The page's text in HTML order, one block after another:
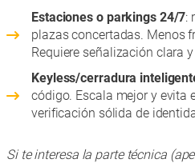
Estaciones o parkings 24/7:
plazas concertadas. Menos
Requiere señalización clara
Keyless/cerradura
código. Escala mejor y evita
verificación sólida de
Si te interesa la parte técnica